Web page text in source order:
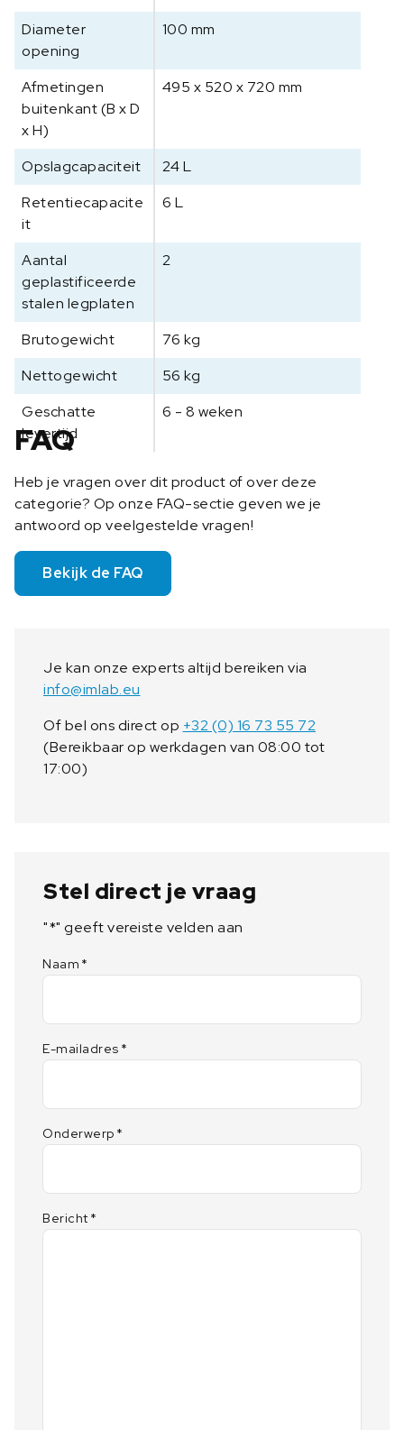
Diameter
opening
100 mm
Afmetingen
buitenkant (B x D
x H)
495 x 520 x 720 mm
Opslagcapaciteit
24 L
Retentiecapacite
it
6 L
Aantal
geplastificeerde
stalen legplaten
2
Brutogewicht
76 kg
Nettogewicht
56 kg
Geschatte
levertijd
6 - 8 weken
FAQ
Heb je vragen over dit product of over deze
categorie? Op onze FAQ-sectie geven we je
antwoord op veelgestelde vragen!
Bekijk de FAQ
Je kan onze experts altijd bereiken via
info@imlab.eu
Of bel ons direct op +32 (0) 16 73 55 72
(Bereikbaar op werkdagen van 08:00 tot
17:00)
Stel direct je vraag
"*" geeft vereiste velden aan
Naam *
E-mailadres *
Onderwerp *
Bericht *